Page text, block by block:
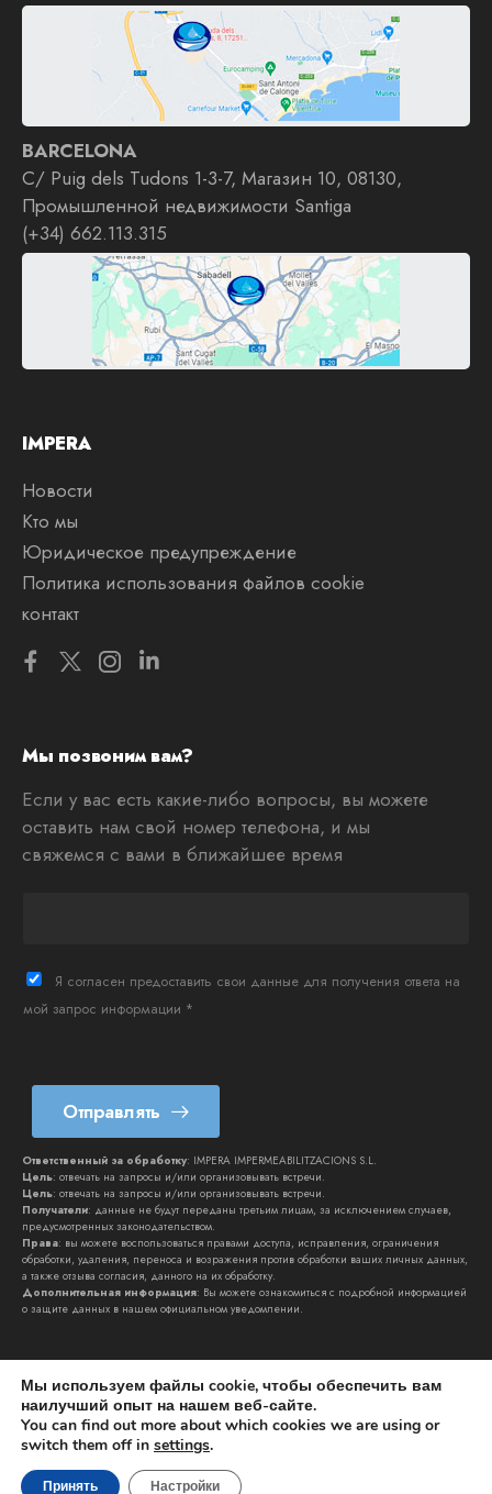
BARCELONA
C/ Puig dels Tudons 1-3-7, Магазин 10, 08130,
Промышленной недвижимости Santiga
(+34) 662.113.315
IMPERA
Новости
Кто мы
Юридическое предупреждение
Политика использования файлов cookie
контакт
Мы позвоним вам?
Если у вас есть какие-либо вопросы, вы можете
оставить нам свой номер телефона, и мы
свяжемся с вами в ближайшее время
è
Я согласен предоставить свои данные для получения ответа на
мой запрос информации *
Отправлять
Ответственный за обработку: IMPERA IMPERMEABILITZACIONS S.L.
Цель: отвечать на запросы и/или организовывать встречи.
Цель: отвечать на запросы и/или организовывать встречи.
Получатели: данные не будут переданы третьим лицам, за исключением случаев,
предусмотренных законодательством.
Права: вы можете воспользоваться правами доступа, исправления, ограничения
обработки, удаления, переноса и возражения против обработки ваших личных данных,
а также отзыва согласия, данного на их обработку.
Дополнительная информация: Вы можете ознакомиться с подробной информацией
о защите данных в нашем официальном уведомлении.
защищены | к
Мы используем файлы cookie, чтобы обеспечить вам
наилучший опыт на нашем веб-сайте.
You can find out more about which cookies we are using or
switch them off in settings.
Принять Настройки